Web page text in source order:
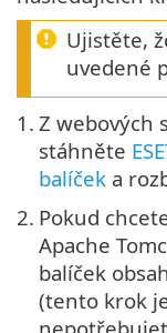
Ujistěte,
uvedené
1. Z webových
stáhněte
balíček a
2. Pokud
Apache
balíček
(tento krok